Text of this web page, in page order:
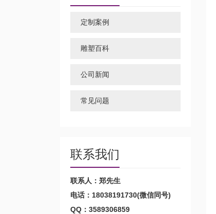
定制案例
雕塑百科
公司新闻
常见问题
联系我们
联系人：郑先生
电话：18038191730(微信同号)
QQ：3589306859